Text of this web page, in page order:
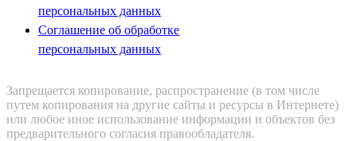
персональных данных
Соглашение об обработке
персональных данных
Запрещается копирование, распространение (в том числе
путем копирования на другие сайты и ресурсы в Интернете)
или любое иное использование информации и объектов без
предварительного согласия правообладателя.